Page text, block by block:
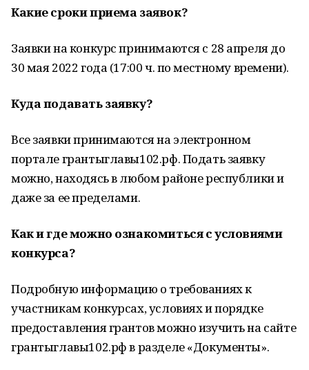
Какие сроки приема заявок?
Заявки на конкурс принимаются с 28 апреля до
30 мая 2022 года (17:00 ч. по местному времени).
Куда подавать заявку?
Все заявки принимаются на электронном
портале грантыглавы102.рф. Подать заявку
можно, находясь в любом районе республики и
даже за ее пределами.
Как и где можно ознакомиться с условиями
конкурса?
Подробную информацию о требованиях к
участникам конкурсах, условиях и порядке
предоставления грантов можно изучить на сайте
грантыглавы102.рф в разделе «Документы».